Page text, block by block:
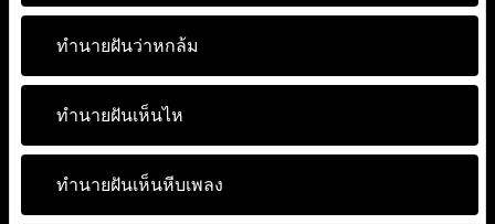
ทำนายฝันว่าหกล้ม
ทำนายฝันเห็นไห
ทำนายฝันเห็นหีบเพลง